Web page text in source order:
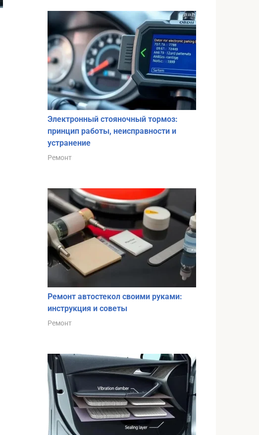
Электронный стояночный тормоз:
принцип работы, неисправности и
устранение
Ремонт
Ремонт автостекол своими руками:
инструкция и советы
Ремонт